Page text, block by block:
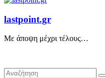
lastpoint.gr
Με άποψη μέχρι τέλους…